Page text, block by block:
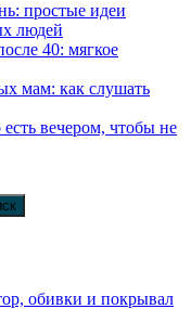
простые идеи
людей
40: мягкое
мам: как слушать
вечером, чтобы не
обивки и покрывал